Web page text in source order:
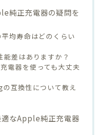
純正充電器の疑問を
均寿命はどのくらい
差はありますか？
電器を使っても大丈夫
互換性について教え
適なApple純正充電器